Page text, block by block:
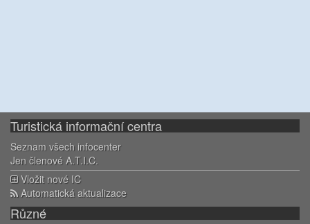
Turistická informační centra
Seznam všech infocenter
Jen členové A.T.I.C.
Vložit nové IC
Automatická aktualizace
Různé